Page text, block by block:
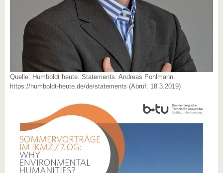
Quelle: Humboldt heute. Statements. Andreas Pohlmann.
https://humboldt-heute.de/de/statements (Abruf: 18.3.2019)